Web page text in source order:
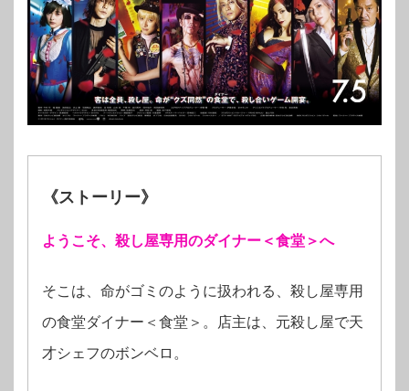
《ストーリー》
ようこそ、殺し屋専用のダイナー＜食堂＞へ
そこは、命がゴミのように扱われる、殺し屋専用
の食堂ダイナー＜食堂＞。店主は、元殺し屋で天
才シェフのボンベロ。